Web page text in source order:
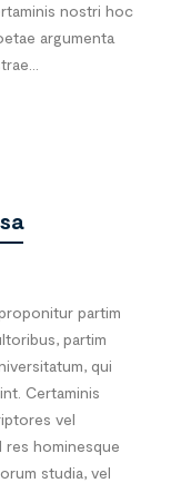
nostri hoc
argumenta
partim
partim
qui
Certaminis
vel
res hominesque
studia, vel